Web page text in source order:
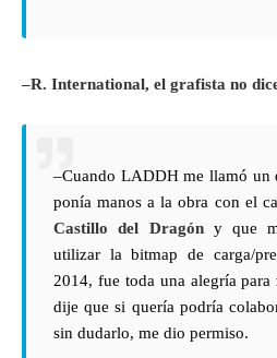
–R. International, el grafista no
–Cuando LADDH me llamó un
ponía manos a la obra con el
Castillo del Dragóny que
utilizar la bitmap de carga/
2014, fue toda una alegría
dije que si quería podría
sin dudarlo, me dio permiso.